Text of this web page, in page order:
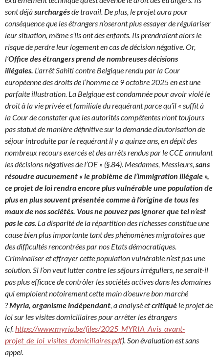
sont déjàsurchargésde travail. De plus, le projet aura pour
conséquence que les étrangers n’oseront plus essayer de régulariser
leur situation, même s’ils ont des enfants. Ils prendraient alors le
risque de perdre leur logement en cas de décision négative. Or,
l’Office des étrangers prend de nombreuses décisions
illégales. L’arrêt Sahiti contre Belgique rendu par la Cour
européenne des droits de l’homme ce 9 octobre 2025 en est une
parfaite illustration. La Belgique est condamnée pour avoir violé le
droit à la vie privée et familiale du requérant parce qu’il « suffit à
la Cour de constater que les autorités compétentes n’ont toujours
pas statué de manière définitive sur la demande d’autorisation de
séjour introduite par le requérant il y a quinze ans, en dépit des
nombreux recours exercés et des arrêts rendus par le CCE annulant
les décisions négatives de l’OE » (§.84). Mesdames, Messieurs, sans
résoudre aucunement « le problème de l’immigration illégale »,
ce projet de loi rendra encore plus vulnérable une population de
plus en plus souvent présentée comme à l’origine de tous les
maux de nos sociétés. Vous ne pouvez pas ignorer que tel n’est
pas le cas . La disparité de la répartition des richesses constitue une
cause bien plus importante tant des phénomènes migratoires que
des difficultés rencontrées par nos Etats démocratiques.
Criminaliser et effrayer cette population vulnérable n’est pas une
solution. Si l’on veut lutter contre les séjours irréguliers, ne serait-il
pas plus efficace de contrôler les sociétés actives dans les domaines
qui emploient notoirement cette main d’oeuvre bon marché
?Myria, organisme indépendant , a analysé etcritiqué le projet de
loi sur les visites domiciliaires pour arrêter les étrangers
(cf. https://www.myria.be/files/2025_MYRIA_Avis_avant-
projet_de_loi_visites_domiciliaires.pdf). Son évaluation est sans
appel.